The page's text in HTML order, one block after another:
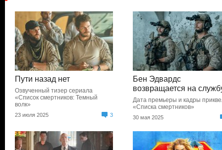
Пути назад нет
Озвученный тизер сериала
«Список смертников: Темный
волк»
23 июля 2025 3
Бен Эдвардс
возвращается на
Дата премьеры и кадры
«Списка смертников»
30 мая 2025